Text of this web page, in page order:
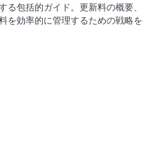
る包括的ガイド。更新料の概要、
を効率的に管理するための戦略を